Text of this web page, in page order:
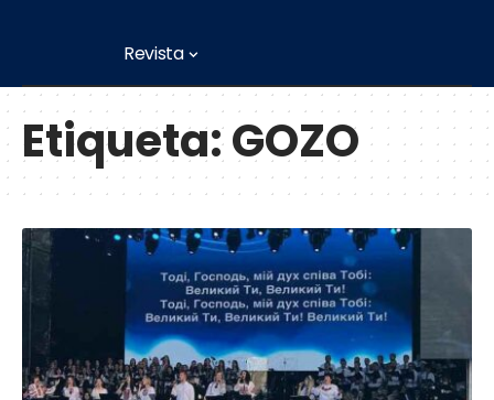
Revista
Etiqueta:GOZO